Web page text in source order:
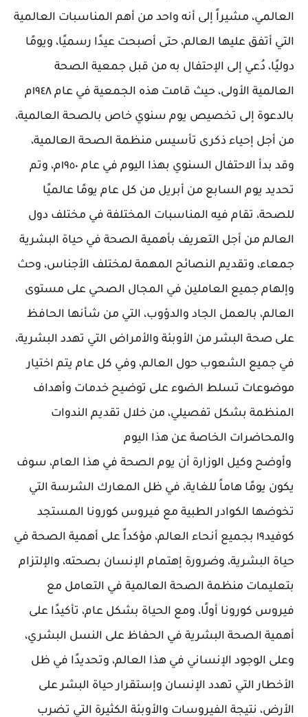
العالمي، مشيراً إلى أنه واحد من أهم المناسبات العالمية
التي أتفق عليها العالم، حتى أصبحت عيدًا رسميًا، ويومًا
دوليًا، دُعي إلى الإحتفال به من قبل جمعية الصحة
العالمية الأولى، حيث قامت هذه الجمعية في عام ١٩٤٨م
بالدعوة إلى تخصيص يوم سنوي خاص بالصحة العالمية،
من أجل إحياء ذكرى تأسيس منظمة الصحة العالمية،
وقد بدأ الاحتفال السنوي بهذا اليوم في عام ١٩٥٠م، وتم
تحديد يوم السابع من أبريل من كل عام يومًا عالميًا
للصحة، تقام فيه المناسبات المختلفة في مختلف دول
العالم من أجل التعريف بأهمية الصحة في حياة البشرية
جمعاء، وتقديم النصائح المهمة لمختلف الأجناس، وحث
وإلهام جميع العاملين في المجال الصحي على مستوى
العالم، بالعمل الجاد والدؤوب، التي من شأنها الحافظ
على صحة البشر من الأوبئة والأمراض التي تهدد البشرية،
في جميع الشعوب حول العالم، وفي كل عام يتم اختيار
موضوعات تسلط الضوء على توضيح خدمات وأهداف
المنظمة بشكل تفصيلي، من خلال تقديم الندوات
والمحاضرات الخاصة عن هذا اليوم
وأوضح وكيل الوزارة أن يوم الصحة في هذا العام، سوف
يكون يومًا هاماً للغاية، في ظل المعارك الشرسة التي
تخوضها الكوادر الطبية مع فيروس كورونا المستجد
كوفيد١٩ بجميع أنحاء العالم، مؤكداً على أهمية الصحة في
حياة البشرية، وضرورة إهتمام الإنسان بصحته، والإلتزام
بتعليمات منظمة الصحة العالمية في التعامل مع
فيروس كورونا أولًا، ومع الحياة بشكل عام، تأكيدًا على
أهمية الصحة البشرية في الحفاظ على النسل البشري،
وعلى الوجود الإنساني في هذا العالم، وتحديدًا في ظل
الأخطار التي تهدد الإنسان وإستقرار حياة البشر على
الأرض، نتيجة الفيروسات والأوبئة الكثيرة التي تضرب